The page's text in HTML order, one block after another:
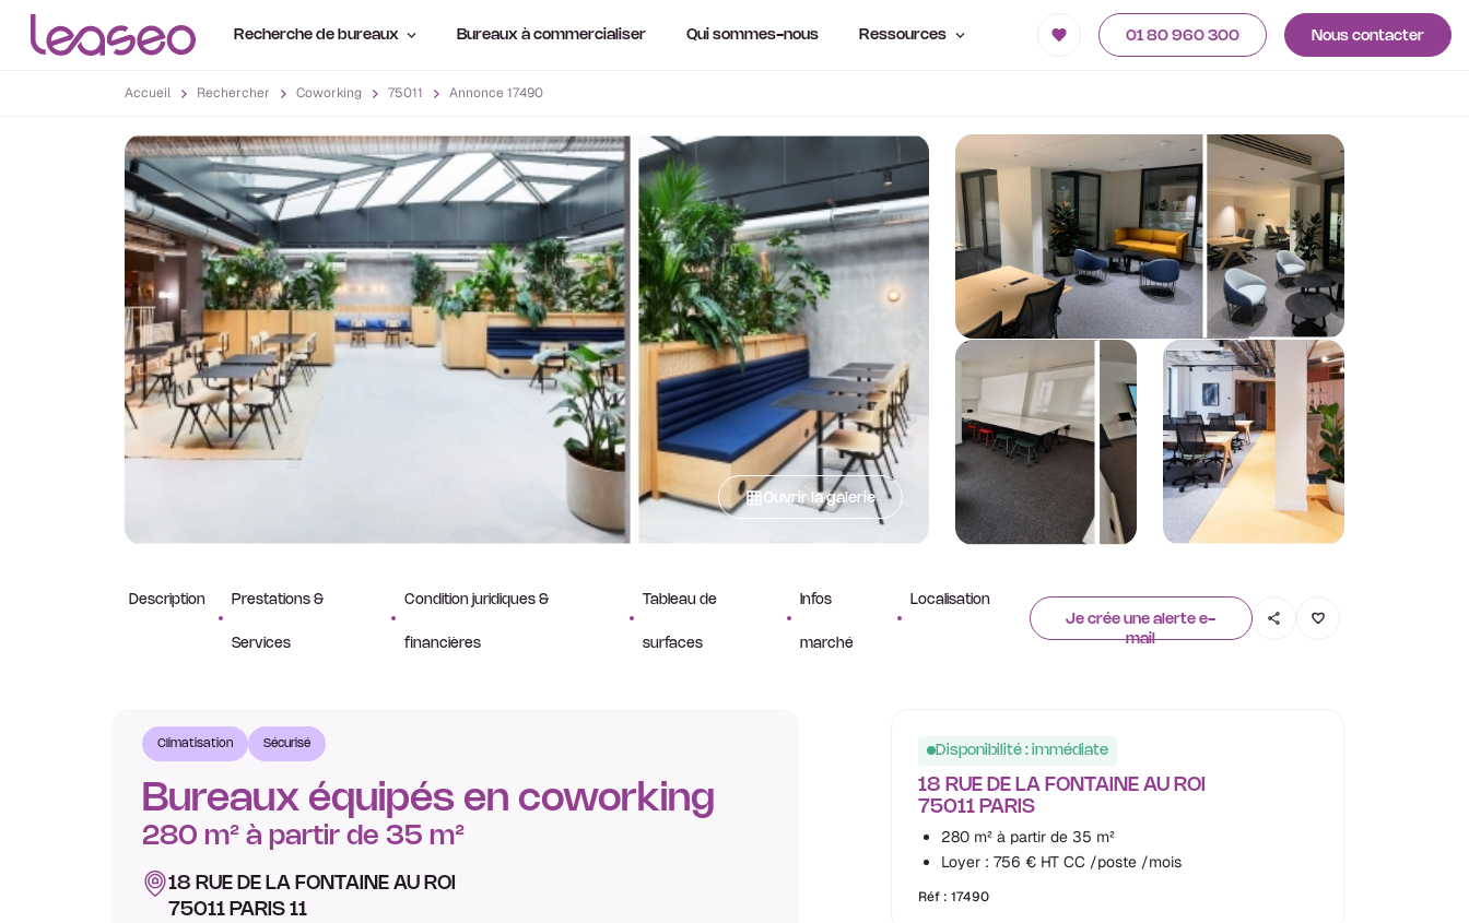
Recherche de bureaux Bureaux à commercialiser Qui sommes-nous Ressources 01 80 960 300 Nous contacter
Accueil Rechercher Coworking 75011 Annonce 17490
Ouvrir la galerie
Description Prestations &
Services
Condition juridiques &
financières
Tableau de
surfaces
Infos
marché
Localisation
Je crée une alerte e-
mail
Climatisation Sécurisé
Bureaux équipés en coworking
280 m² à partir de 35 m²
18 RUE DE LA FONTAINE AU ROI
75011 PARIS 11
Disponibilité : immédiate
18 RUE DE LA FONTAINE AU ROI
75011 PARIS
280 m² à partir de 35 m²
Loyer : 756 € HT CC /poste /mois
Réf : 17490